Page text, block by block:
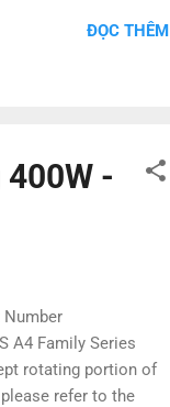
- Độ ẩm hoạt
- Trọng lượng:
LWD
ĐỌC THÊM
-
Number
A4 Family Series
rotating portion of
refer to the